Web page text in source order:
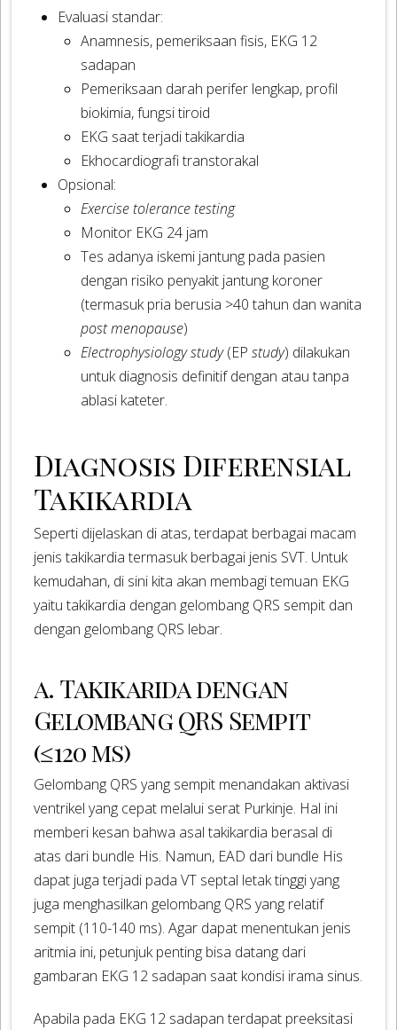
Evaluasi standar:
Anamnesis, pemeriksaan fisis, EKG 12
sadapan
Pemeriksaan darah perifer lengkap, profil
biokimia, fungsi tiroid
EKG saat terjadi takikardia
Ekhocardiografi transtorakal
Opsional:
Exercise tolerance testing
Monitor EKG 24 jam
Tes adanya iskemi jantung pada pasien
dengan risiko penyakit jantung koroner
(termasuk pria berusia >40 tahun dan wanita
post menopause)
Electrophysiology study(EPstudy) dilakukan
untuk diagnosis definitif dengan atau tanpa
ablasi kateter.
Diagnosis Diferensial
Takikardia
Seperti dijelaskan di atas, terdapat berbagai macam
jenis takikardia termasuk berbagai jenis SVT. Untuk
kemudahan, di sini kita akan membagi temuan EKG
yaitu takikardia dengan gelombang QRS sempit dan
dengan gelombang QRS lebar.
a. Takikarida dengan
Gelombang QRS Sempit
(≤120 ms)
Gelombang QRS yang sempit menandakan aktivasi
ventrikel yang cepat melalui serat Purkinje. Hal ini
memberi kesan bahwa asal takikardia berasal di
atas dari bundle His. Namun, EAD dari bundle His
dapat juga terjadi pada VT septal letak tinggi yang
juga menghasilkan gelombang QRS yang relatif
sempit (110-140 ms). Agar dapat menentukan jenis
aritmia ini, petunjuk penting bisa datang dari
gambaran EKG 12 sadapan saat kondisi irama sinus.
Apabila pada EKG 12 sadapan terdapat preeksitasi